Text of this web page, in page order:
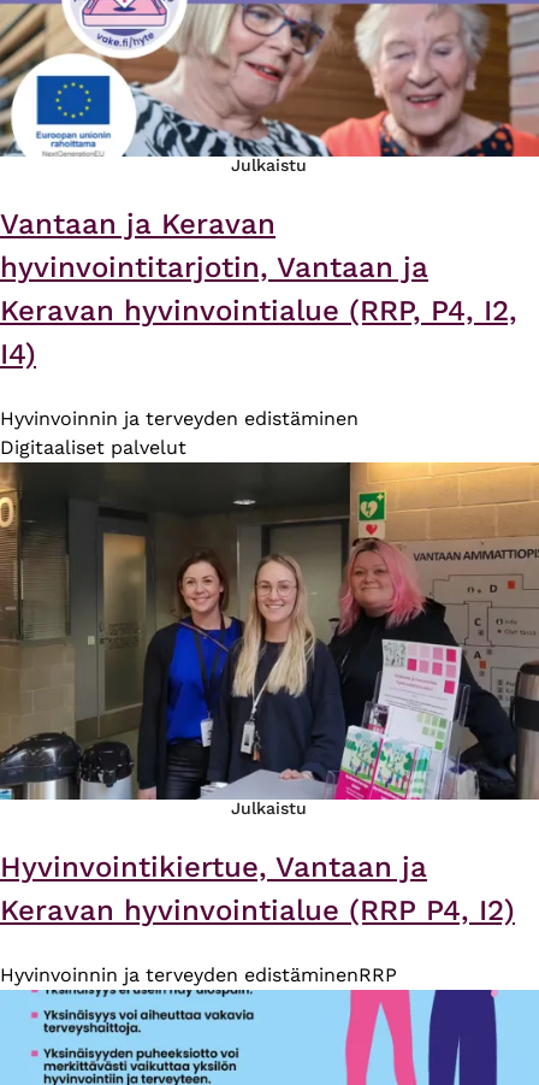
Julkaistu
Vantaan ja Keravan
hyvinvointitarjotin, Vantaan ja
Keravan hyvinvointialue (RRP, P4, I2,
I4)
Hyvinvoinnin ja terveyden edistäminen
Digitaaliset palvelut
Julkaistu
Hyvinvointikiertue, Vantaan ja
Keravan hyvinvointialue (RRP P4, I2)
Hyvinvoinnin ja terveyden edistäminenRRP